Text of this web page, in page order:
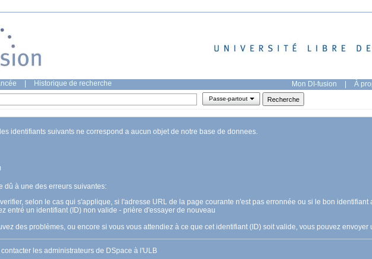
Historique de recherche Mon DI-fusion | À
Passe-partout
identifiants suivants ne correspond a aucun objet de notre base de donnees.
dû à une des erreurs suivantes:
selon le cas qui s'applique, si l'adresse URL de la page courante n'est pas erronnée ou si le bon identifiant
entré un identifiant (ID) non valide - prière d'essayer de nouveau
des problèmes, ou encore si vous vous attendiez à ce que cet identifiant (ID) soit valide, vous pouvez envoyer
les administrateurs de DSpace à l'ULB